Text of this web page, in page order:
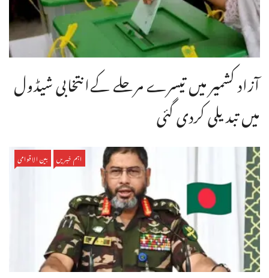
آزاد کشمیر میں تیسرے مرحلے کےانتخابی شیڈول
میں تبدیلی کردی گئی
اہم خبریں بین الاقوامی